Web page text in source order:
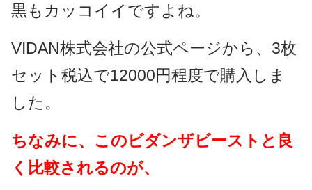
黒もカッコイイですよね。
VIDAN株式会社の公式ページから、3枚
セット税込で12000円程度で購入しま
した。
ちなみに、このビダンザビーストと良
く比較されるのが、